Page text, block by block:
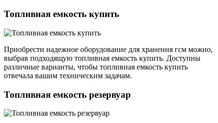
Топливная емкость купить
Приобрести надежное оборудование для хранения гсм можно,
выбрав подходящую топливная емкость купить. Доступны
различные варианты, чтобы топливная емкость купить
отвечала вашим техническим задачам.
Топливная емкость резервуар